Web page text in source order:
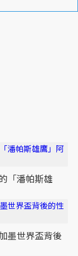
「潘帕斯雄
墨世界盃背後